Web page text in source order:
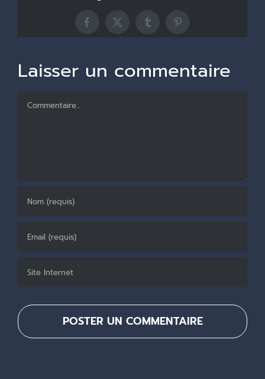
Facebook
X TumblrPinterest
Laisser un commentaire
Commentaire